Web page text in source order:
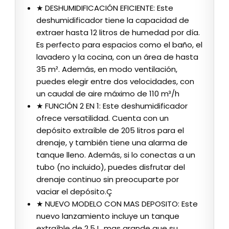
★ DESHUMIDIFICACIÓN EFICIENTE: Este
deshumidificador tiene la capacidad de
extraer hasta 12 litros de humedad por día.
Es perfecto para espacios como el baño, el
lavadero y la cocina, con un área de hasta
35 m². Además, en modo ventilación,
puedes elegir entre dos velocidades, con
un caudal de aire máximo de 110 m³/h
★ FUNCIÓN 2 EN 1: Este deshumidificador
ofrece versatilidad. Cuenta con un
depósito extraíble de 205 litros para el
drenaje, y también tiene una alarma de
tanque lleno. Además, si lo conectas a un
tubo (no incluido), puedes disfrutar del
drenaje continuo sin preocuparte por
vaciar el depósito.Ç
★ NUEVO MODELO CON MAS DEPOSITO: Este
nuevo lanzamiento incluye un tanque